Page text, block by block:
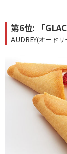
第6位: 「
AUDREY(オードリ